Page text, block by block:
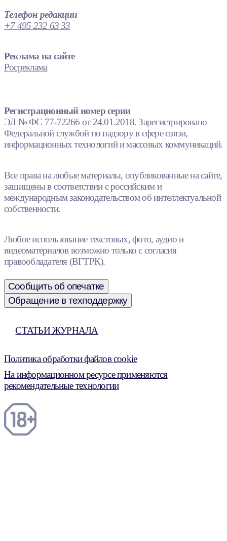
Телефон редакции
+7 495 232 63 33
Реклама на сайте
Росреклама
Регистрационный номер серии
ЭЛ № ФС 77-72266 от 24.01.2018. Зарегистрировано
Федеральной службой по надзору в сфере связи,
информационных технологий и массовых коммуникаций.
Все права на любые материалы, опубликованные на сайте,
защищены в соответствии с российским и
международным законодательством об интеллектуальной
собственности.
Любое использование текстовых, фото, аудио и
видеоматериалов возможно только с согласия
правообладателя (ВГТРК).
Сообщить об опечатке
Обращение в техподдержку
СТАТЬИ ЖУРНАЛА
Политика обработки файлов cookie
На информационном ресурсе применяются
рекомендательные технологии